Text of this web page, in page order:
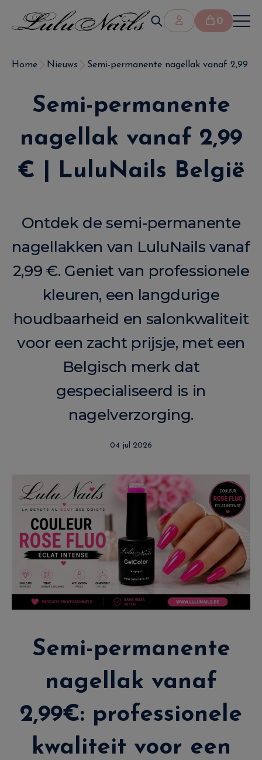
0
Home Nieuws Semi-permanente nagellak vanaf 2,99 €
Semi-permanente
nagellak vanaf 2,99
€ | LuluNails België
Ontdek de semi-permanente
nagellakken van LuluNails vanaf
2,99 €. Geniet van professionele
kleuren, een langdurige
houdbaarheid en salonkwaliteit
voor een zacht prijsje, met een
Belgisch merk dat
gespecialiseerd is in
nagelverzorging.
04 jul 2026
Semi-permanente
nagellak vanaf
2,99€: professionele
kwaliteit voor een